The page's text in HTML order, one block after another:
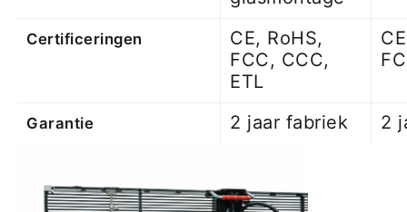
Certificeringen
CE, RoHS,
FCC, CCC,
ETL
Garantie 2 jaar fabriek 2